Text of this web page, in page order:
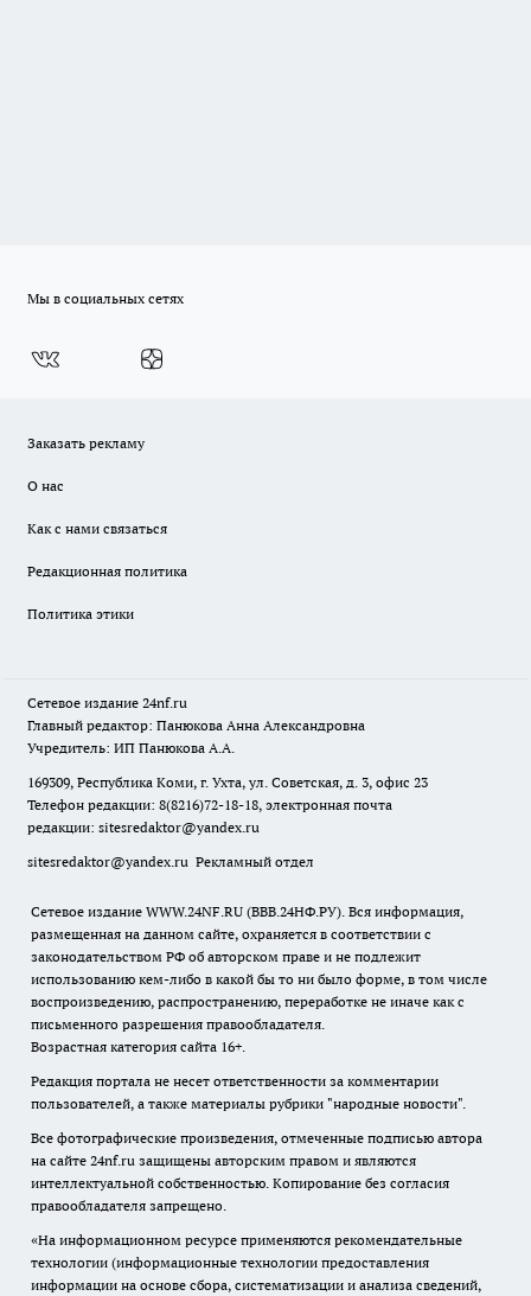
Мы в социальных сетях
Заказать рекламу
О нас
Как с нами связаться
Редакционная политика
Политика этики
Сетевое издание 24nf.ru
Главный редактор: Панюкова Анна Александровна
Учредитель: ИП Панюкова А.А.
169309, Республика Коми, г. Ухта, ул. Советская, д. 3, офис 23
Телефон редакции: 8(8216)72-18-18, электронная почта
редакции: sitesredaktor@yandex.ru
sitesredaktor@yandex.ru Рекламный отдел
Сетевое издание WWW.24NF.RU (ВВВ.24НФ.РУ). Вся информация,
размещенная на данном сайте, охраняется в соответствии с
законодательством РФ об авторском праве и не подлежит
использованию кем-либо в какой бы то ни было форме, в том числе
воспроизведению, распространению, переработке не иначе как с
письменного разрешения правообладателя.
Возрастная категория сайта 16+.
Редакция портала не несет ответственности за комментарии
пользователей, а также материалы рубрики "народные новости".
Все фотографические произведения, отмеченные подписью автора
на сайте 24nf.ru защищены авторским правом и являются
интеллектуальной собственностью. Копирование без согласия
правообладателя запрещено.
«На информационном ресурсе применяются рекомендательные
технологии (информационные технологии предоставления
информации на основе сбора, систематизации и анализа сведений,